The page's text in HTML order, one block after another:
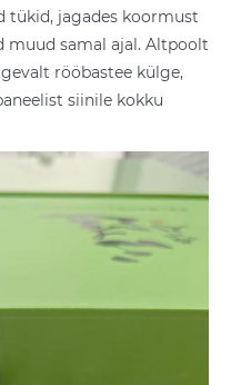
tükid, jagades koormust
muud samal ajal. Altpoolt
rööbastee külge,
siinile kokku